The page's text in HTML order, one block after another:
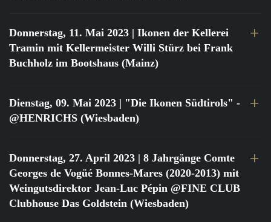
Donnerstag, 11. Mai 2023 | Ikonen der Kellerei
Tramin mit Kellermeister Willi Stürz bei Frank
Buchholz im Bootshaus (Mainz)
Dienstag, 09. Mai 2023 | "Die Ikonen Südtirols" -
@HENRICHS (Wiesbaden)
Donnerstag, 27. April 2023 | 8 Jahrgänge Comte
Georges de Vogüé Bonnes-Mares (2020-2013) mit
Weingutsdirektor Jean-Luc Pépin @FINE CLUB
Clubhouse Das Goldstein (Wiesbaden)